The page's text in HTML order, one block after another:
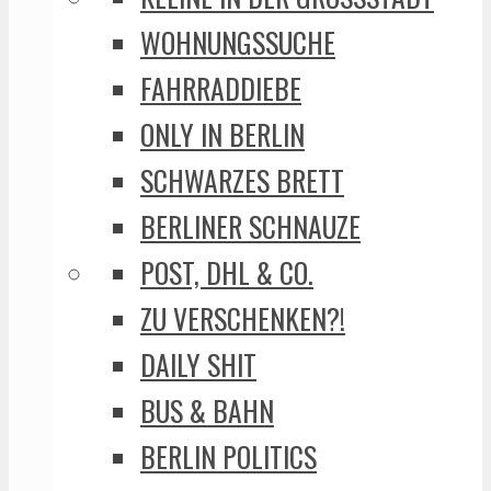
WOHNUNGSSUCHE
FAHRRADDIEBE
ONLY IN BERLIN
SCHWARZES BRETT
BERLINER SCHNAUZE
POST, DHL & CO.
ZU VERSCHENKEN?!
DAILY SHIT
BUS & BAHN
BERLIN POLITICS